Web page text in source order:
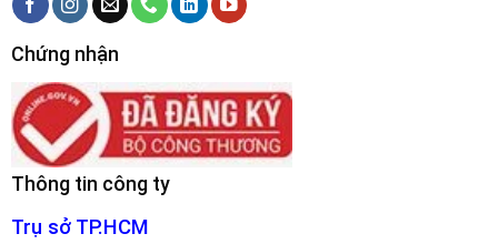
Chứng nhận
Thông tin công ty
Trụ sở TP.HCM